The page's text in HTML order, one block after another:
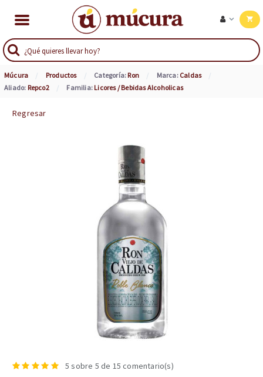
Múcura Productos Categoría: Ron Marca: Caldas
Aliado: Repco2 Familia: Licores / Bebidas Alcoholicas
Regresar
5 sobre 5 de 15 comentario(s)